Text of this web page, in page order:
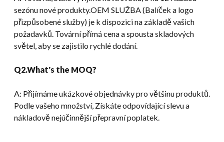
sezónu nové produkty.OEM SLUŽBA (Balíček a logo
přizpůsobené služby) je k dispozici na základě vašich
požadavků. Tovární přímá cena a spousta skladových
světel, aby se zajistilo rychlé dodání.
Q2.What's the MOQ?
A: Přijímáme ukázkové objednávky pro většinu produktů.
Podle vašeho množství, Získáte odpovídající slevu a
nákladově nejúčinnější přepravní poplatek.